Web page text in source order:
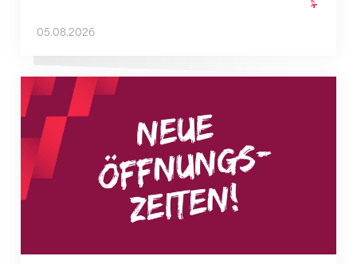
05.08.2026
Neue Empfangszeiten ab 1. August 2026